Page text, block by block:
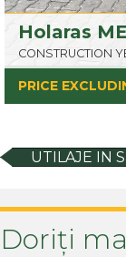
Holaras
CONSTRUCTION
PRICE
UTILAJE IN
Doriți